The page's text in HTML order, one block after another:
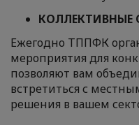
КОЛЛЕКТИВНЫЕ
Ежегодно ТППФК
мероприятия для
позволяют вам
встретиться с
решения в вашем